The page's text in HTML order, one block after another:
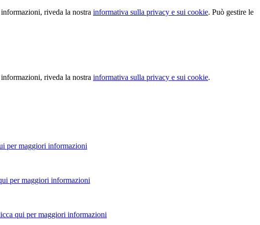
riveda la nostra informativa sulla privacy e sui cookie. Può gestire le
riveda la nostra informativa sulla privacy e sui cookie.
per maggiori informazioni
per maggiori informazioni
qui per maggiori informazioni